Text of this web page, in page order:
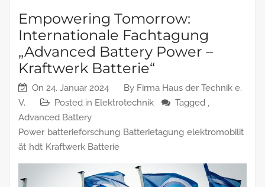
Empowering Tomorrow:
Internationale Fachtagung
„Advanced Battery Power –
Kraftwerk Batterie“
On 24. Januar 2024 By Firma Haus der Technik e.
V.
Posted in Elektrotechnik
Tagged ,
Advanced Battery
Power batterieforschung Batterietagung elektromobilit
ät hdt Kraftwerk Batterie